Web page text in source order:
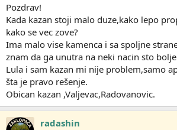
:
Pozdrav!
Kada kazan stoji malo duze,kako lepo
kako se vec zove?
Ima malo vise kamenca i sa spoljne
znam da ga unutra na neki nacin sto
Lula i sam kazan mi nije problem,samo
šta je pravo rešenje.
Obican kazan ,Valjevac,Radovanovic.
radashin